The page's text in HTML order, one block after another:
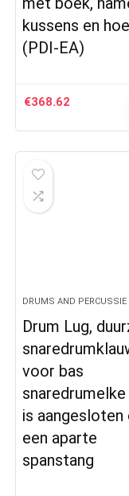
kussens en
(PDI-EA)
€368.62
DRUMS AND PERCUSSIE
Drum Lug,
voor bas
is aangesloten
een aparte
spanstang